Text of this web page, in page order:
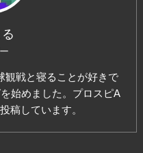
観戦と寝ることが好きで
始めました。プロスピA
稿しています。